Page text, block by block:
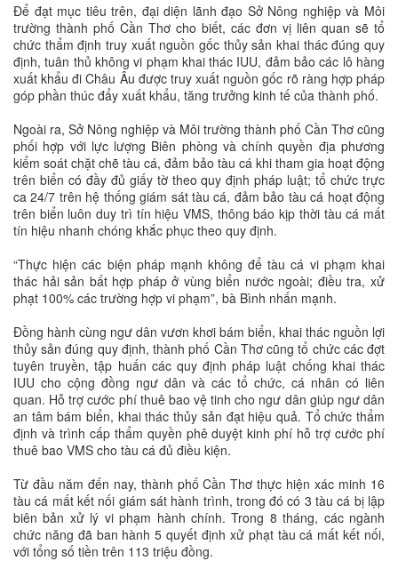
Để đạt mục tiêu trên, đại diện lãnh đạo Sở Nông nghiệp và Môi
trường thành phố Cần Thơ cho biết, các đơn vị liên quan sẽ tổ
chức thẩm định truy xuất nguồn gốc thủy sản khai thác đúng quy
định, tuân thủ không vi phạm khai thác IUU, đảm bảo các lô hàng
xuất khẩu đi Châu Âu được truy xuất nguồn gốc rõ ràng hợp pháp
góp phần thúc đẩy xuất khẩu, tăng trưởng kinh tế của thành phố.
Ngoài ra, Sở Nông nghiệp và Môi trường thành phố Cần Thơ cũng
phối hợp với lực lượng Biên phòng và chính quyền địa phương
kiểm soát chặt chẽ tàu cá, đảm bảo tàu cá khi tham gia hoạt động
trên biển có đầy đủ giấy tờ theo quy định pháp luật; tổ chức trực
ca 24/7 trên hệ thống giám sát tàu cá, đảm bảo tàu cá hoạt động
trên biển luôn duy trì tín hiệu VMS, thông báo kịp thời tàu cá mất
tín hiệu nhanh chóng khắc phục theo quy định.
“Thực hiện các biện pháp mạnh không để tàu cá vi phạm khai
thác hải sản bất hợp pháp ở vùng biển nước ngoài; điều tra, xử
phạt 100% các trường hợp vi phạm”, bà Bình nhấn mạnh.
Đồng hành cùng ngư dân vươn khơi bám biển, khai thác nguồn lợi
thủy sản đúng quy định, thành phố Cần Thơ cũng tổ chức các đợt
tuyên truyền, tập huấn các quy định pháp luật chống khai thác
IUU cho cộng đồng ngư dân và các tổ chức, cá nhân có liên
quan. Hỗ trợ cước phí thuê bao vệ tinh cho ngư dân giúp ngư dân
an tâm bám biển, khai thác thủy sản đạt hiệu quả. Tổ chức thẩm
định và trình cấp thẩm quyền phê duyệt kinh phí hỗ trợ cước phí
thuê bao VMS cho tàu cá đủ điều kiện.
Từ đầu năm đến nay, thành phố Cần Thơ thực hiện xác minh 16
tàu cá mất kết nối giám sát hành trình, trong đó có 3 tàu cá bị lập
biên bản xử lý vi phạm hành chính. Trong 8 tháng, các ngành
chức năng đã ban hành 5 quyết định xử phạt tàu cá mất kết nối,
với tổng số tiền trên 113 triệu đồng.